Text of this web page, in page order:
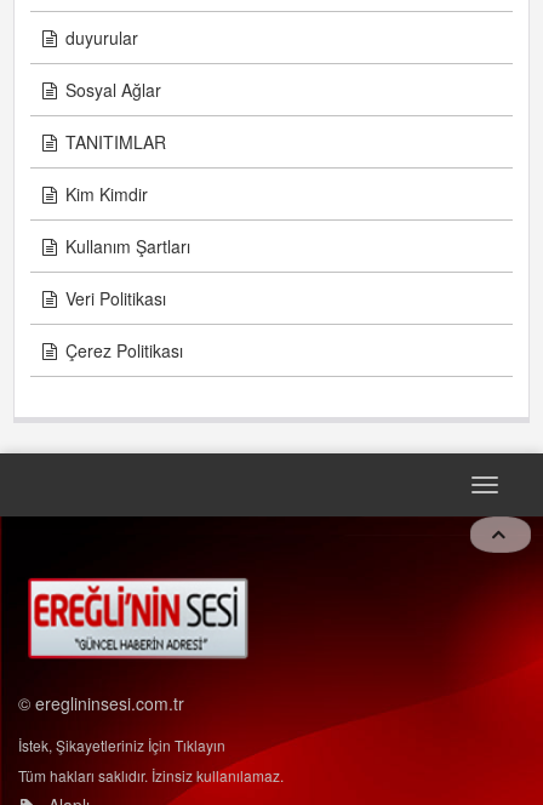
duyurular
Sosyal Ağlar
TANITIMLAR
Kim Kimdir
Kullanım Şartları
Veri Politikası
Çerez Politikası
Toggle
© ereglininsesi.com.tr
İstek, Şikayetleriniz İçin Tıklayın
Tüm hakları saklıdır. İzinsiz kullanılamaz.